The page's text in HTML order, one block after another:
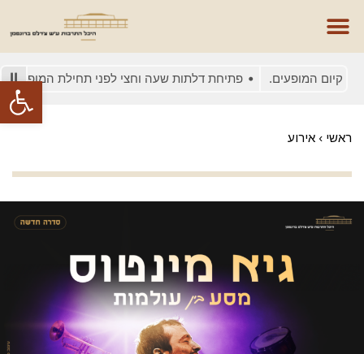
פתח המופעים. פתיחת דלתות שעה וחצי לפני תחילת המופע
ראשי › אירוע